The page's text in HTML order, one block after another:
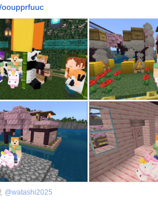
ooupprfuuc
@watashi2025